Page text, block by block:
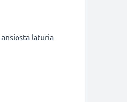
laturia